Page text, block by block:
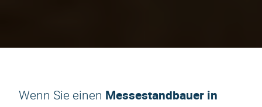
Wenn Sie einen Messestandbauer in